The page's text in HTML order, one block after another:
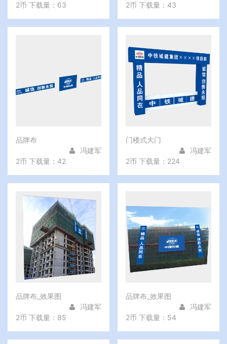
2币 下载量：63
2币 下载量：43
品牌布
冯建军
2币 下载量：42
门楼式大门
冯建军
2币 下载量：224
品牌布_效果图
冯建军
2币 下载量：85
品牌布_效果图
冯建军
2币 下载量：54